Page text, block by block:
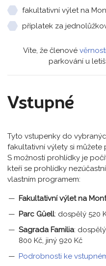
fakultativní výlet na
příplatek za
Víte, že členové
parkování u
Vstupné
Tyto vstupenky do
fakultativní výlety si
S možností prohlídky je
kteří se prohlídky
vlastním programem:
Fakultativní výlet na
Parc Güell: dospělý 520
Sagrada Familia:
800 Kč, jiný 920 Kč
Podrobnosti ke